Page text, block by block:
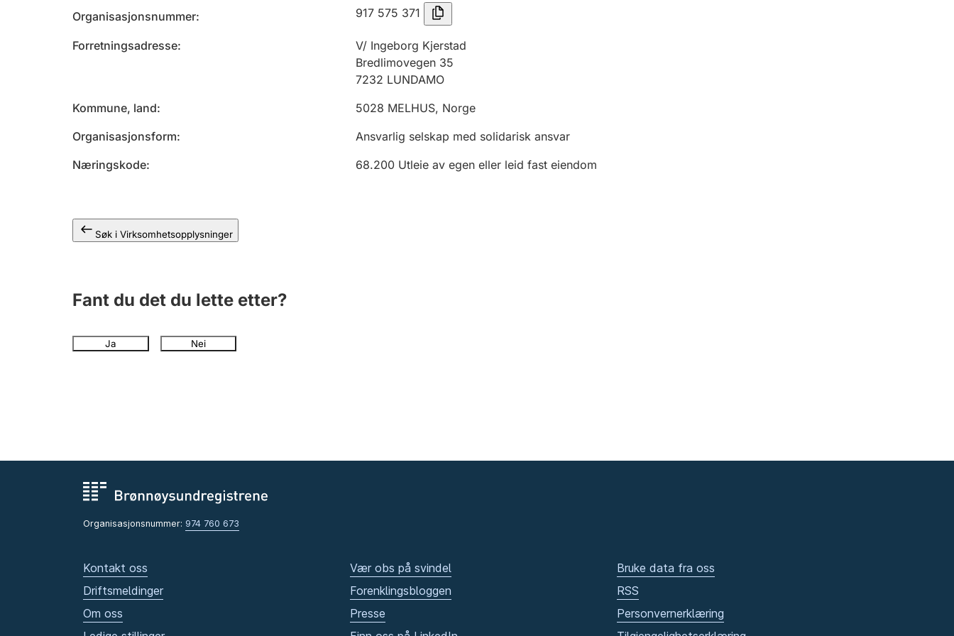
Organisasjonsnummer 917 575 371
Forretningsadresse
V/ Ingeborg Kjerstad
Bredlimovegen 35
7232 LUNDAMO
Kommune, land
5028 MELHUS, Norge
Organisasjonsform
Ansvarlig selskap med solidarisk ansvar
Næringskode
68.200 Utleie av egen eller leid fast eiendom
Søk i Virksomhetsopplysninger
Fant du det du lette etter?
Ja Nei
Organisasjonsnummer: 974 760 673
Kontakt oss
Driftsmeldinger
Om oss
Vær obs på svindel
Forenklingsbloggen
Presse
Bruke data fra oss
RSS
Personvernerklæring